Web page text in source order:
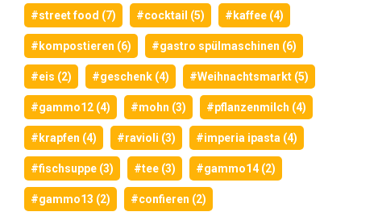
#street food (7) #cocktail (5) #kaffee (4)
#kompostieren (6) #gastro spülmaschinen (6)
#eis (2) #geschenk (4) #Weihnachtsmarkt (5)
#gammo12 (4) #mohn (3) #pflanzenmilch (4)
#krapfen (4) #ravioli (3) #imperia ipasta (4)
#fischsuppe (3) #tee (3) #gammo14 (2)
#gammo13 (2) #confieren (2)